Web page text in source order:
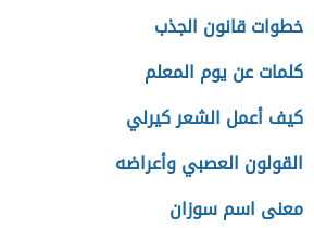
خطوات قانون الجذب
كلمات عن يوم المعلم
كيف أعمل الشعر كيرلي
القولون العصبي وأعراضه
معنى اسم سوزان